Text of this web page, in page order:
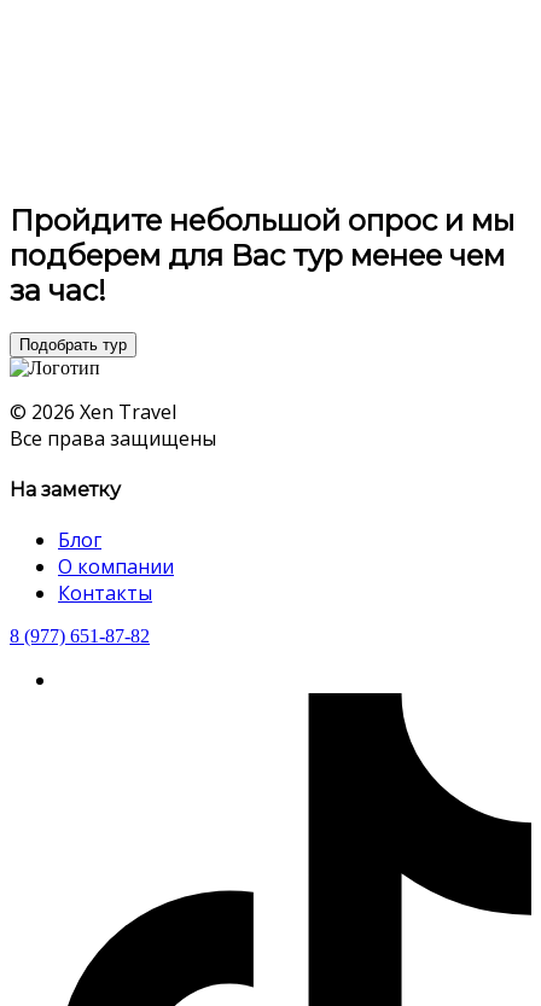
Пройдите небольшой опрос и мы
подберем для Вас тур менее чем
за час!
Подобрать тур
© 2026 Xen Travel
Все права защищены
На заметку
Блог
О компании
Контакты
8 (977) 651-87-82